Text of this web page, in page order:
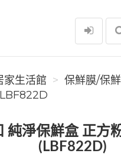
生活館
家生活館
保鮮膜/保
純淨保鮮盒 正方
(LBF822D)